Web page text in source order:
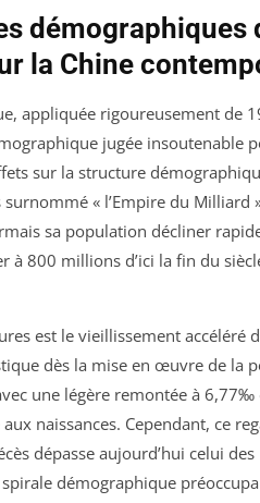
démographiques
la Chine
appliquée rigoureusement de
jugée insoutenable
sur la structure
« l’Empire du Milliard
sa population décliner
800 millions d’ici la fin du
est le vieillissement accéléré
dès la mise en œuvre de la
une légère remontée à 6,77‰
naissances. Cependant, ce
dépasse aujourd’hui celui
démographique